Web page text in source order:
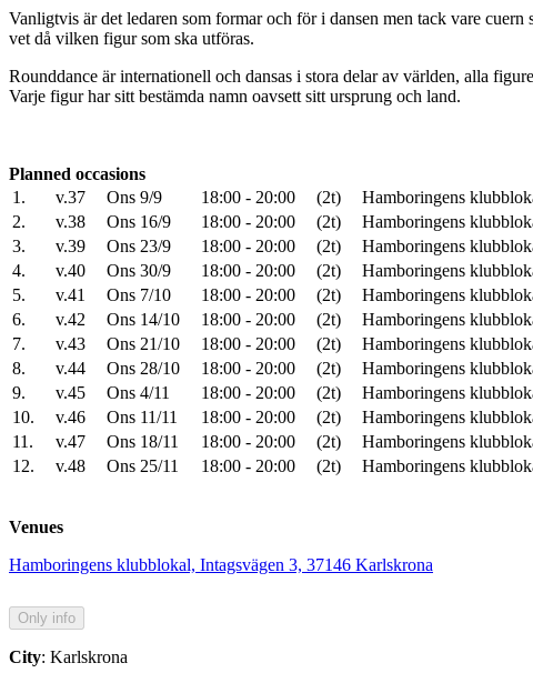
Vanligtvis är det ledaren som formar och för i dansen men tack vare
vet då vilken figur som ska utföras.
Rounddance är internationell och dansas i stora delar av världen, alla
Varje figur har sitt bestämda namn oavsett sitt ursprung och land.
Planned occasions
1.
v.37 Ons 9/9 18:00 - 20:00 (2t)
Hamboringens
2.
v.38 Ons 16/9 18:00 - 20:00 (2t)
Hamboringens
3.
v.39 Ons 23/9 18:00 - 20:00 (2t)
Hamboringens
4.
v.40 Ons 30/9 18:00 - 20:00 (2t)
Hamboringens
5.
v.41 Ons 7/10 18:00 - 20:00 (2t)
Hamboringens
6.
v.42 Ons 14/10 18:00 - 20:00 (2t)
Hamboringens
7.
v.43 Ons 21/10 18:00 - 20:00 (2t)
Hamboringens
8.
v.44 Ons 28/10 18:00 - 20:00 (2t)
Hamboringens
9.
v.45 Ons 4/11 18:00 - 20:00 (2t)
Hamboringens
10.
v.46 Ons 11/11 18:00 - 20:00 (2t)
Hamboringens
11.
v.47 Ons 18/11 18:00 - 20:00 (2t)
Hamboringens
12.
v.48 Ons 25/11 18:00 - 20:00 (2t) Hamboringens
Venues
Hamboringens klubblokal, Intagsvägen 3, 37146 Karlskrona
City: Karlskrona